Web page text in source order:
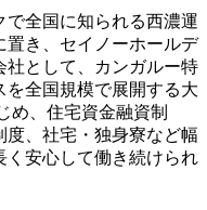
で全国に知られる西濃運
置き、セイノーホールデ
社として、カンガルー特
を全国規模で展開する大
め、住宅資金融資制
度、社宅・独身寮など幅
く安心して働き続けられ